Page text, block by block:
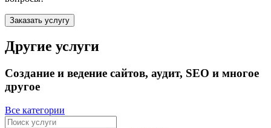
Заказать услугу
Другие услуги
Создание и ведение сайтов, аудит, SEO и многое
другое
Все категории